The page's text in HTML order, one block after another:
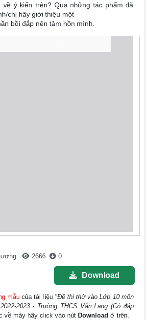
về ý kiến trên? Qua những tác phẩm đã
chị hãy giới thiệu một
bồi đắp nên tâm hồn mình.
2666 0
Download
mẫu của tài liệu "Đề thi thử vào Lớp 10 môn
2023 - Trường THCS Văn Lang (Có đáp
về máy hãy click vào nút Download ở trên.